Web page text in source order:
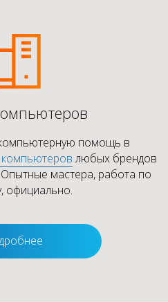
помощь в
любых брендов
мастера, работа по
официально.